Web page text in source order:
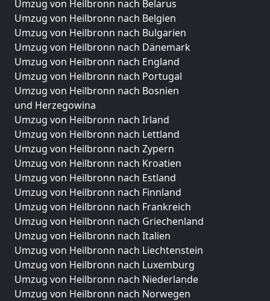
Umzug von Heilbronn nach Belarus
Umzug von Heilbronn nach Belgien
Umzug von Heilbronn nach Bulgarien
Umzug von Heilbronn nach Dänemark
Umzug von Heilbronn nach England
Umzug von Heilbronn nach Portugal
Umzug von Heilbronn nach Bosnien
und Herzegowina
Umzug von Heilbronn nach Irland
Umzug von Heilbronn nach Lettland
Umzug von Heilbronn nach Zypern
Umzug von Heilbronn nach Kroatien
Umzug von Heilbronn nach Estland
Umzug von Heilbronn nach Finnland
Umzug von Heilbronn nach Frankreich
Umzug von Heilbronn nach Griechenland
Umzug von Heilbronn nach Italien
Umzug von Heilbronn nach Liechtenstein
Umzug von Heilbronn nach Luxemburg
Umzug von Heilbronn nach Niederlande
Umzug von Heilbronn nach Norwegen